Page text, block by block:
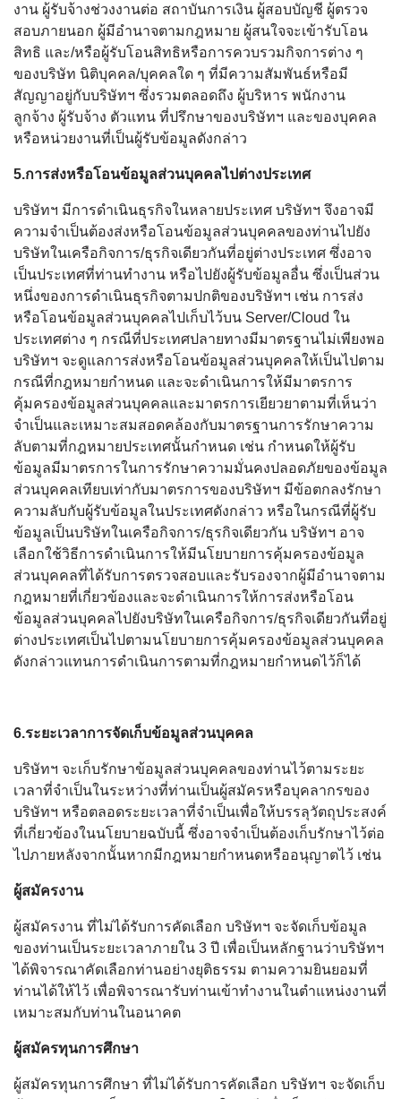
งาน ผู้รับจ้างช่วงงานต่อ สถาบันการเงิน ผู้สอบบัญชี ผู้ตรวจ
สอบภายนอก ผู้มีอำนาจตามกฎหมาย ผู้สนใจจะเข้ารับโอน
สิทธิ และ/หรือผู้รับโอนสิทธิหรือการควบรวมกิจการต่าง ๆ
ของบริษัท นิติบุคคล/บุคคลใด ๆ ที่มีความสัมพันธ์หรือมี
สัญญาอยู่กับบริษัทฯ ซึ่งรวมตลอดถึง ผู้บริหาร พนักงาน
ลูกจ้าง ผู้รับจ้าง ตัวแทน ที่ปรึกษาของบริษัทฯ และของบุคคล
หรือหน่วยงานที่เป็นผู้รับข้อมูลดังกล่าว
5.การส่งหรือโอนข้อมูลส่วนบุคคลไปต่างประเทศ
บริษัทฯ มีการดำเนินธุรกิจในหลายประเทศ บริษัทฯ จึงอาจมี
ความจำเป็นต้องส่งหรือโอนข้อมูลส่วนบุคคลของท่านไปยัง
บริษัทในเครือกิจการ/ธุรกิจเดียวกันที่อยู่ต่างประเทศ ซึ่งอาจ
เป็นประเทศที่ท่านทำงาน หรือไปยังผู้รับข้อมูลอื่น ซึ่งเป็นส่วน
หนึ่งของการดำเนินธุรกิจตามปกติของบริษัทฯ เช่น การส่ง
หรือโอนข้อมูลส่วนบุคคลไปเก็บไว้บน Server/Cloud ใน
ประเทศต่าง ๆ กรณีที่ประเทศปลายทางมีมาตรฐานไม่เพียงพอ
บริษัทฯ จะดูแลการส่งหรือโอนข้อมูลส่วนบุคคลให้เป็นไปตาม
กรณีที่กฎหมายกำหนด และจะดำเนินการให้มีมาตรการ
คุ้มครองข้อมูลส่วนบุคคลและมาตรการเยียวยาตามที่เห็นว่า
จำเป็นและเหมาะสมสอดคล้องกับมาตรฐานการรักษาความ
ลับตามที่กฎหมายประเทศนั้นกำหนด เช่น กำหนดให้ผู้รับ
ข้อมูลมีมาตรการในการรักษาความมั่นคงปลอดภัยของข้อมูล
ส่วนบุคคลเทียบเท่ากับมาตรการของบริษัทฯ มีข้อตกลงรักษา
ความลับกับผู้รับข้อมูลในประเทศดังกล่าว หรือในกรณีที่ผู้รับ
ข้อมูลเป็นบริษัทในเครือกิจการ/ธุรกิจเดียวกัน บริษัทฯ อาจ
เลือกใช้วิธีการดำเนินการให้มีนโยบายการคุ้มครองข้อมูล
ส่วนบุคคลที่ได้รับการตรวจสอบและรับรองจากผู้มีอำนาจตาม
กฎหมายที่เกี่ยวข้องและจะดำเนินการให้การส่งหรือโอน
ข้อมูลส่วนบุคคลไปยังบริษัทในเครือกิจการ/ธุรกิจเดียวกันที่อยู่
ต่างประเทศเป็นไปตามนโยบายการคุ้มครองข้อมูลส่วนบุคคล
ดังกล่าวแทนการดำเนินการตามที่กฎหมายกำหนดไว้ก็ได้
6.ระยะเวลาการจัดเก็บข้อมูลส่วนบุคคล
บริษัทฯ จะเก็บรักษาข้อมูลส่วนบุคคลของท่านไว้ตามระยะ
เวลาที่จำเป็นในระหว่างที่ท่านเป็นผู้สมัครหรือบุคลากรของ
บริษัทฯ หรือตลอดระยะเวลาที่จำเป็นเพื่อให้บรรลุวัตถุประสงค์
ที่เกี่ยวข้องในนโยบายฉบับนี้ ซึ่งอาจจำเป็นต้องเก็บรักษาไว้ต่อ
ไปภายหลังจากนั้นหากมีกฎหมายกำหนดหรืออนุญาตไว้ เช่น
ผู้สมัครงาน
ผู้สมัครงาน ที่ไม่ได้รับการคัดเลือก บริษัทฯ จะจัดเก็บข้อมูล
ของท่านเป็นระยะเวลาภายใน 3 ปี เพื่อเป็นหลักฐานว่าบริษัทฯ
ได้พิจารณาคัดเลือกท่านอย่างยุติธรรม ตามความยินยอมที่
ท่านได้ให้ไว้ เพื่อพิจารณารับท่านเข้าทำงานในตำแหน่งงานที่
เหมาะสมกับท่านในอนาคต
ผู้สมัครทุนการศึกษา
ผู้สมัครทุนการศึกษา ที่ไม่ได้รับการคัดเลือก บริษัทฯ จะจัดเก็บ